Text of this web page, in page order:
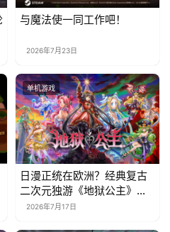
与魔法使一同工作吧！
2026年7月23日
单机游戏
日漫正统在欧洲？经典复古
二次元独游《地狱公主》现
已EA上线
2026年7月17日